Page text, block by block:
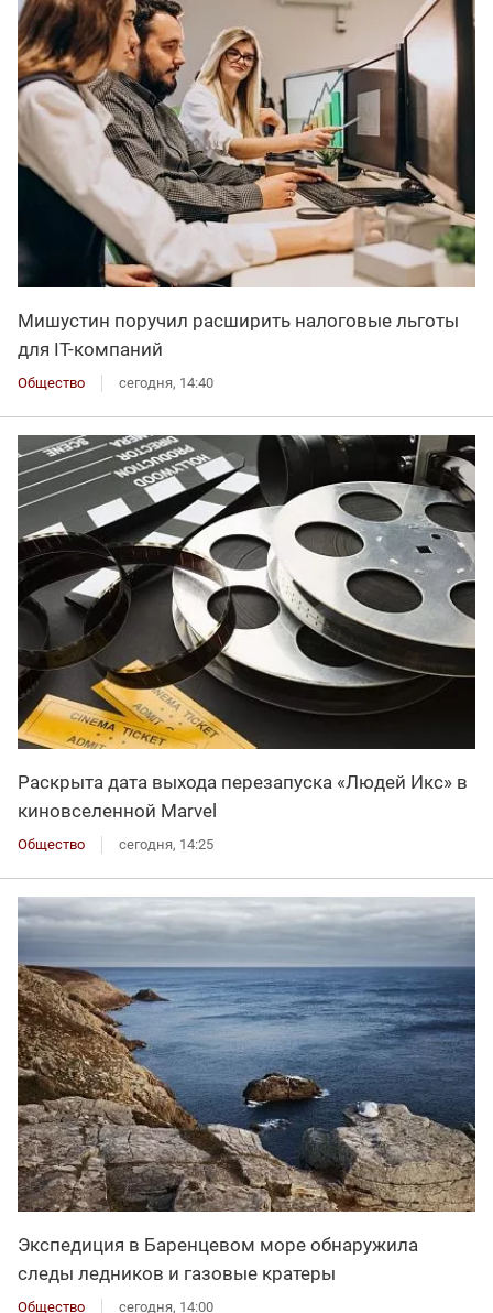
Мишустин поручил расширить налоговые льготы
для IT-компаний
Общество сегодня, 14:40
Раскрыта дата выхода перезапуска «Людей Икс» в
киновселенной Marvel
Общество сегодня, 14:25
Экспедиция в Баренцевом море обнаружила
следы ледников и газовые кратеры
Общество сегодня, 14:00